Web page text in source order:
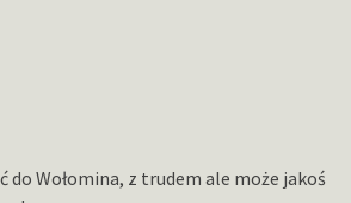
do Wołomina, z trudem ale może jakoś